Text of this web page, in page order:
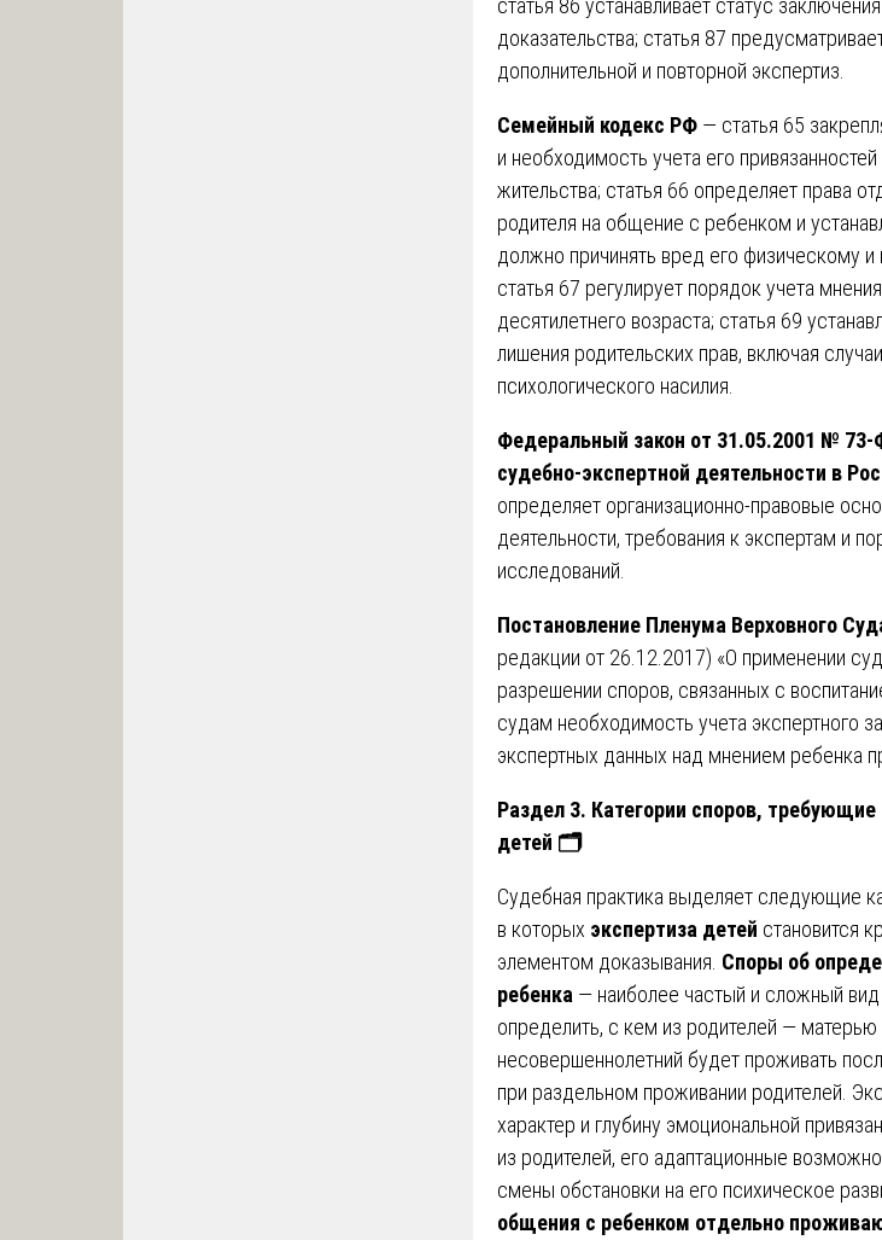
статья 86 устанавливает статус
доказательства; статья 87
дополнительной и повторной экспертиз.
Семейный кодекс РФ — статья 65
и необходимость учета его
жительства; статья 66 определяет права
родителя на общение с ребенком и
должно причинять вред его физическому
статья 67 регулирует порядок учета
десятилетнего возраста; статья 69
лишения родительских прав, включая
психологического насилия.
Федеральный закон от 31.05.2001 № 73-
судебно-экспертной деятельности в
определяет организационно-правовые
деятельности, требования к экспертам и
исследований.
Постановление Пленума Верховного
редакции от 26.12.2017) «О применении
разрешении споров, связанных с
судам необходимость учета экспертного
экспертных данных над мнением ребенка
Раздел 3. Категории споров,
детей 🗂
Судебная практика выделяет следующие
в которых экспертиза детей становится
элементом доказывания. Споры об
ребенка — наиболее частый и сложный
определить, с кем из родителей —
несовершеннолетний будет проживать
при раздельном проживании родителей.
характер и глубину эмоциональной
из родителей, его адаптационные
смены обстановки на его психическое
общения с ребенком отдельно